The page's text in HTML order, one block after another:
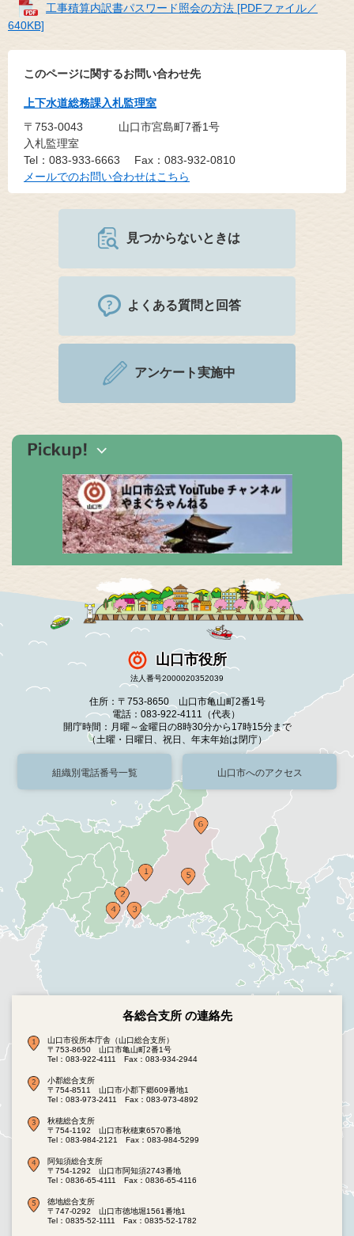
工事積算内訳書パスワード照会の方法 [PDFファイル／
640KB]
このページに関するお問い合わせ先
上下水道総務課入札監理室
〒753-0043
山口市宮島町7番1号
入札監理室
Tel：083-933-6663
Fax：083-932-0810
メールでのお問い合わせはこちら
見つからないときは
よくある質問と回答
アンケート実施中
山口市役所
法人番号2000020352039
住所：〒753-8650 山口市亀山町2番1号
電話：083-922-4111（代表）
開庁時間：月曜～金曜日の8時30分から17時15分まで
（土曜・日曜日、祝日、年末年始は閉庁）
組織別電話番号一覧 山口市へのアクセス
各総合支所 の連絡先
山口市役所本庁舎（山口総合支所）
〒753-8650 山口市亀山町2番1号
Tel：083-922-4111
Fax：083-934-2944
小郡総合支所
〒754-8511 山口市小郡下郷609番地1
Tel：083-973-2411
Fax：083-973-4892
秋穂総合支所
〒754-1192 山口市秋穂東6570番地
Tel：083-984-2121
Fax：083-984-5299
阿知須総合支所
〒754-1292 山口市阿知須2743番地
Tel：0836-65-4111
Fax：0836-65-4116
徳地総合支所
〒747-0292 山口市徳地堀1561番地1
Tel：0835-52-1111
Fax：0835-52-1782